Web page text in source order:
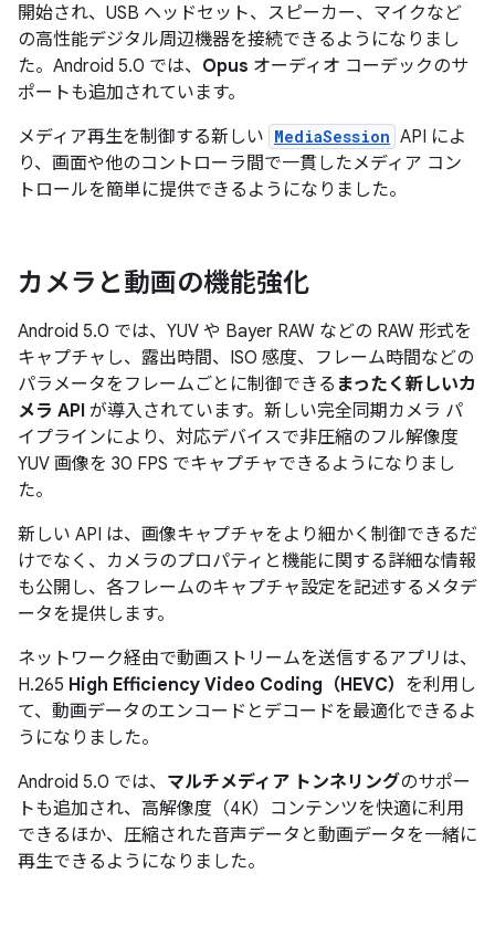
開始され、USB ヘッドセット、スピーカー、マイクなど
の高性能デジタル周辺機器を接続できるようになりまし
た。Android 5.0 では、 Opus オーディオ コーデックのサ
ポートも追加されています。
メディア再生を制御する新しい MediaSession API によ
り、画面や他のコントローラ間で一貫したメディア コン
トロールを簡単に提供できるようになりました。
カメラと動画の機能強化
Android 5.0 では、YUV や Bayer RAW などの RAW 形式を
キャプチャし、露出時間、ISO 感度、フレーム時間などの
パラメータをフレームごとに制御できる まったく新しいカ
メラ API が導入されています。新しい完全同期カメラ パ
イプラインにより、対応デバイスで非圧縮のフル解像度
YUV 画像を 30 FPS でキャプチャできるようになりまし
た。
新しい API は、画像キャプチャをより細かく制御できるだ
けでなく、カメラのプロパティと機能に関する詳細な情報
も公開し、各フレームのキャプチャ設定を記述するメタデ
ータを提供します。
ネットワーク経由で動画ストリームを送信するアプリは、
H.265 High Efficiency Video Coding（HEVC） を利用し
て、動画データのエンコードとデコードを最適化できるよ
うになりました。
Android 5.0 では、 マルチメディア トンネリングのサポー
トも追加され、高解像度（4K）コンテンツを快適に利用
できるほか、圧縮された音声データと動画データを一緒に
再生できるようになりました。